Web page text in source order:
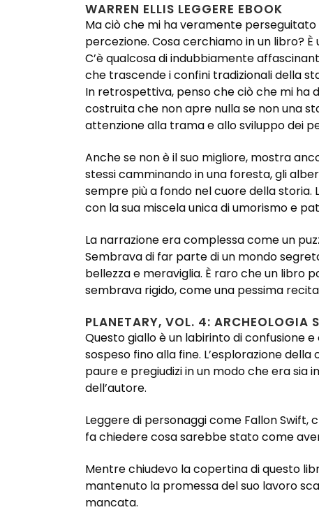
WARREN ELLIS LEGGERE EBOOK
Ma ciò che mi ha veramente
percezione. Cosa cerchiamo in un libro?
C’è qualcosa di indubbiamente
che trascende i confini tradizionali della
In retrospettiva, penso che ciò che mi ha
costruita che non apre nulla se non una
attenzione alla trama e allo sviluppo dei
Anche se non è il suo migliore, mostra
stessi camminando in una foresta, gli
sempre più a fondo nel cuore della
con la sua miscela unica di umorismo e
La narrazione era complessa come un
Sembrava di far parte di un mondo
bellezza e meraviglia. È raro che un libro
sembrava rigido, come una pessima
PLANETARY, VOL. 4: ARCHEOLOGIA
Questo giallo è un labirinto di confusione
sospeso fino alla fine. L’esplorazione
paure e pregiudizi in un modo che era sia
dell’autore.
Leggere di personaggi come Fallon
fa chiedere cosa sarebbe stato come
Mentre chiudevo la copertina di questo
mantenuto la promessa del suo lavoro
mancata.